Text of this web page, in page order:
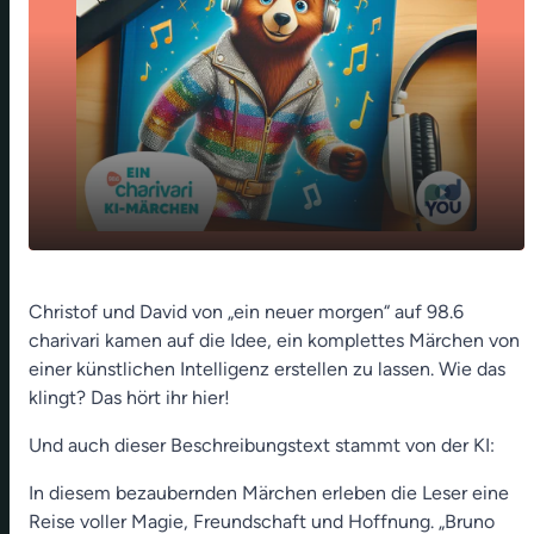
play_arrow
00:00 01:31
Christof und David von „ein neuer morgen“ auf 98.6
charivari kamen auf die Idee, ein komplettes Märchen von
einer künstlichen Intelligenz erstellen zu lassen. Wie das
klingt? Das hört ihr hier!
Und auch dieser Beschreibungstext stammt von der KI:
In diesem bezaubernden Märchen erleben die Leser eine
Reise voller Magie, Freundschaft und Hoffnung. „Bruno